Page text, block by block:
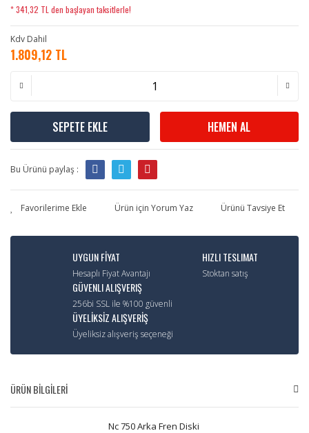
* 341,32 TL den başlayan taksitlerle!
Kdv Dahil
1.809,12 TL
SEPETE EKLE HEMEN AL
Bu Ürünü paylaş :
Ürün için Yorum Yaz Ürünü Tavsiye Et
UYGUN FİYAT
Hesaplı Fiyat Avantajı
HIZLI TESLIMAT
Stoktan satış
GÜVENLI ALIŞVERIŞ
256bi SSL ile %100 güvenli
ÜYELİKSİZ ALIŞVERİŞ
Üyeliksiz alışveriş seçeneği
ÜRÜN BİLGİLERİ
Nc 750 Arka Fren Diski